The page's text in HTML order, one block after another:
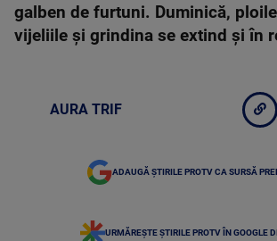
galben de furtuni. Duminică,
vijeliile și grindina se extind și în
AURA TRIF
ADAUGĂ ȘTIRILE PROTV CA SURSĂ
URMĂREȘTE ȘTIRILE PROTV ÎN GOOGLE